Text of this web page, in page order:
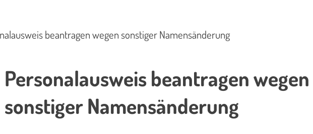
beantragen wegen sonstiger Namensänderung
Personalausweis beantragen wegen
sonstiger Namensänderung